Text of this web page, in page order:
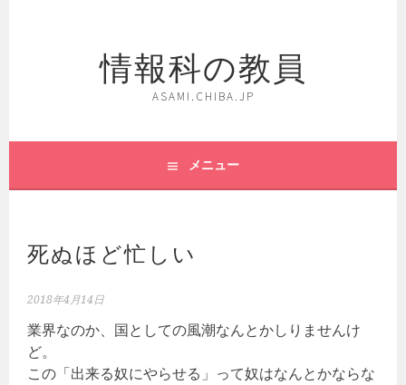
ス
ッ
情報科の教員
ASAMI.CHIBA.JP
メニュー
死ぬほど忙しい
2018年4月14日
業界なのか、国としての風潮なんとかしりませんけ
ど。
この「出来る奴にやらせる」って奴はなんとかならな